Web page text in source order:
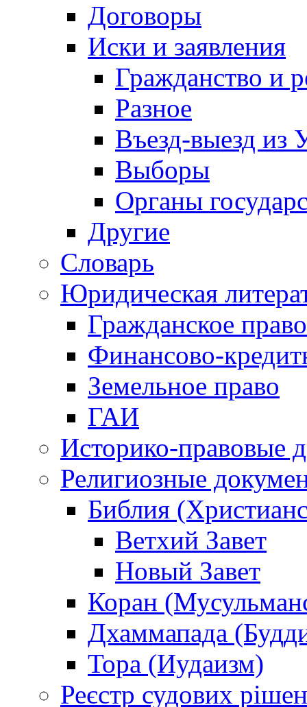
Договоры
Иски и заявления
Гражданство и
Разное
Въезд-выезд из
Выборы
Органы
Другие
Словарь
Юридическая
Гражданское право
Финансово-
Земельное право
ГАИ
Историко-правовые
Религиозные
Библия
Ветхий Завет
Новый Завет
Коран
Дхаммапада
Тора (Иудаизм)
Реєстр судових